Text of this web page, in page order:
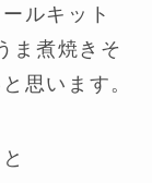
ルキット
ま煮焼きそ
思います。